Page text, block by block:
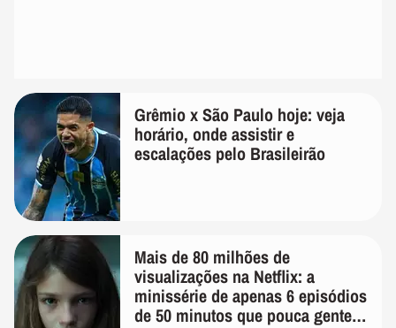
Grêmio x São Paulo hoje: veja
horário, onde assistir e
escalações pelo Brasileirão
Mais de 80 milhões de
visualizações na Netflix: a
minissérie de apenas 6 episódios
de 50 minutos que pouca gente